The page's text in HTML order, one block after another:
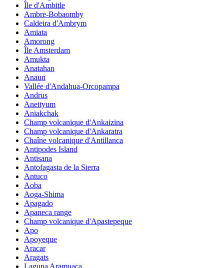
Île d'Ambitle
Ambre-Bobaomby
Caldeira d'Ambrym
Amiata
Amorong
Île Amsterdam
Amukta
Anatahan
Anaun
Vallée d'Andahua-Orcopampa
Andrus
Aneityum
Aniakchak
Champ volcanique d'Ankaizina
Champ volcanique d'Ankaratra
Chaîne volcanique d'Antillanca
Antipodes Island
Antisana
Antofagasta de la Sierra
Antuco
Aoba
Aoga-Shima
Apagado
Apaneca range
Champ volcanique d'Apastepeque
Apo
Apoyeque
Aracar
Aragats
Laguna Aramuaca